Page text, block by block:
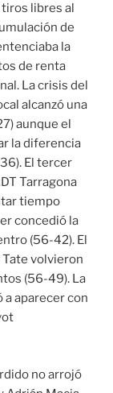
libres al
de
la
de renta
La crisis del
alcanzó una
aunque el
la diferencia
El tercer
Tarragona
tiempo
concedió la
(56-42). El
Tate volvieron
(56-49). La
a aparecer con
no arrojó